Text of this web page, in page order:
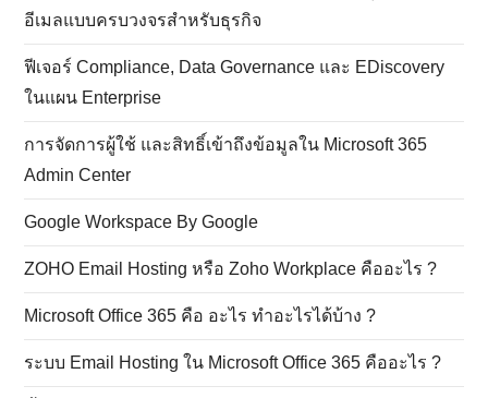
อีเมลแบบครบวงจรสำหรับธุรกิจ
ฟีเจอร์ Compliance, Data Governance และ EDiscovery
ในแผน Enterprise
การจัดการผู้ใช้ และสิทธิ์เข้าถึงข้อมูลใน Microsoft 365
Admin Center
Google Workspace By Google
ZOHO Email Hosting หรือ Zoho Workplace คืออะไร ?
Microsoft Office 365 คือ อะไร ทำอะไรได้บ้าง ?
ระบบ Email Hosting ใน Microsoft Office 365 คืออะไร ?